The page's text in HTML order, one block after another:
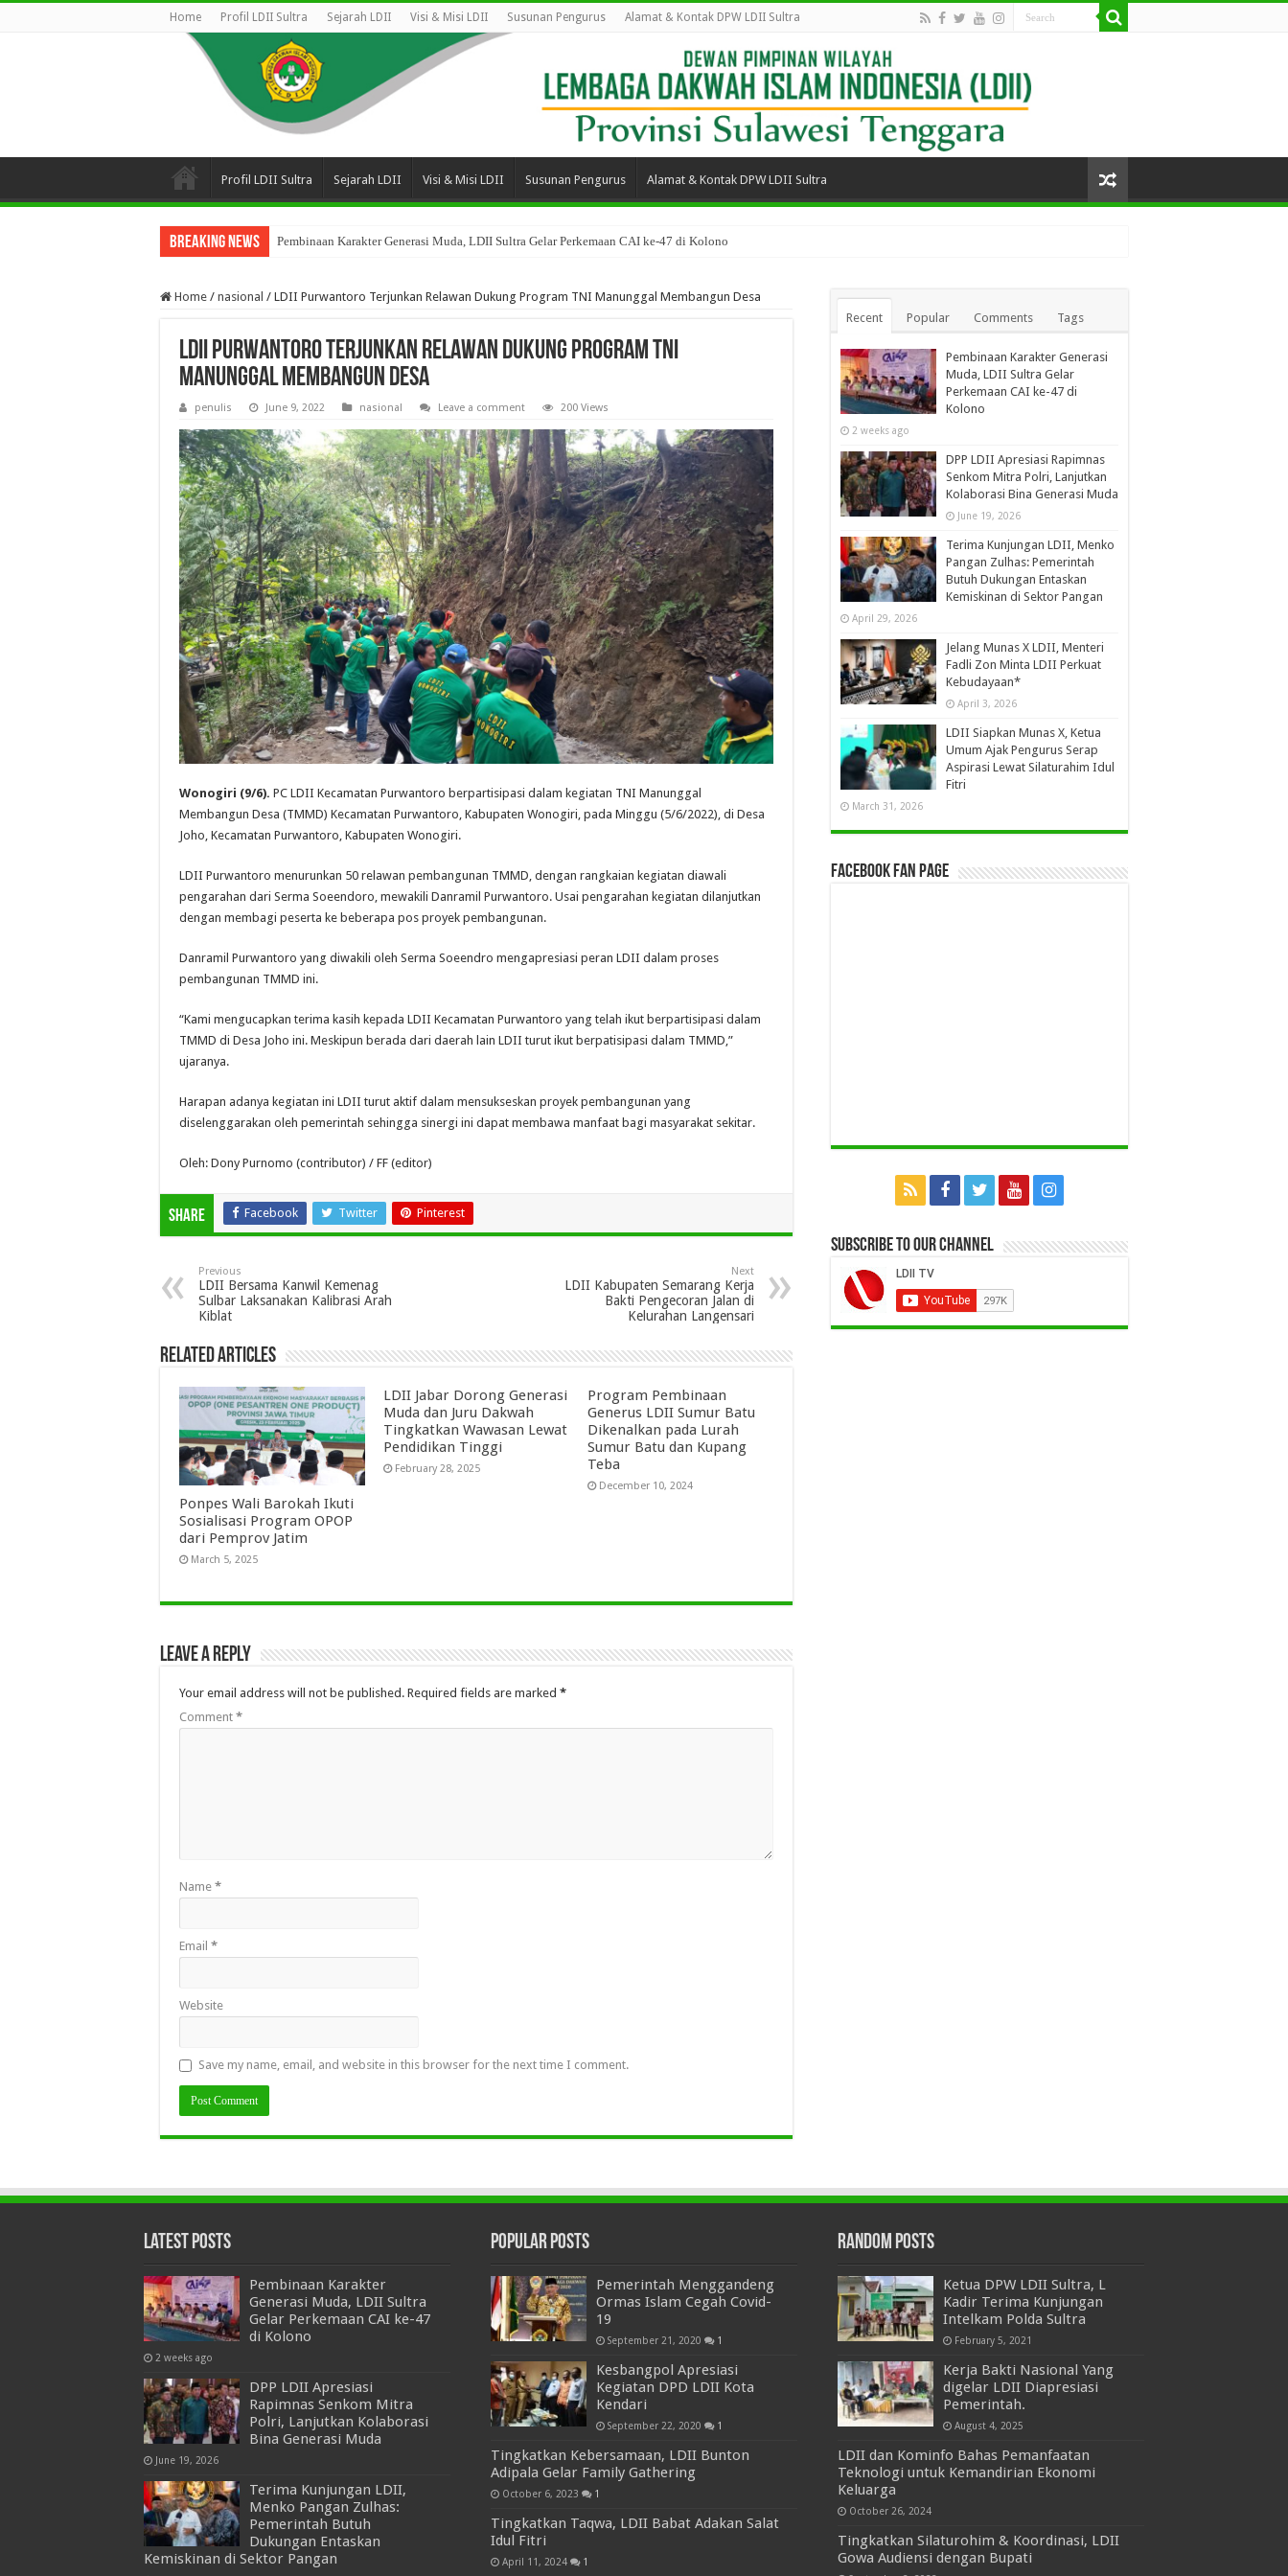
Home Profil LDII Sultra Sejarah LDII Visi & Misi LDII Susunan Pengurus Alamat & Kontak DPW LDII Sultra
Profil LDII Sultra Sejarah LDII Visi & Misi LDII Susunan Pengurus Alamat & Kontak DPW LDII Sultra
Breaking News Pembinaan Karakter Generasi Muda, LDII Sultra Gelar Perkemaan CAI ke-47 di Kolono
Home / nasional / LDII Purwantoro Terjunkan Relawan Dukung Program TNI Manunggal Membangun Desa
LDII Purwantoro Terjunkan Relawan Dukung Program TNI
Manunggal Membangun Desa
penulis June 9, 2022 nasional Leave a comment 200 Views
Wonogiri (9/6). PC LDII Kecamatan Purwantoro berpartisipasi dalam kegiatan TNI Manunggal
Membangun Desa (TMMD) Kecamatan Purwantoro, Kabupaten Wonogiri, pada Minggu (5/6/2022), di Desa
Joho, Kecamatan Purwantoro, Kabupaten Wonogiri.
LDII Purwantoro menurunkan 50 relawan pembangunan TMMD, dengan rangkaian kegiatan diawali
pengarahan dari Serma Soeendoro, mewakili Danramil Purwantoro. Usai pengarahan kegiatan dilanjutkan
dengan membagi peserta ke beberapa pos proyek pembangunan.
Danramil Purwantoro yang diwakili oleh Serma Soeendro mengapresiasi peran LDII dalam proses
pembangunan TMMD ini.
“Kami mengucapkan terima kasih kepada LDII Kecamatan Purwantoro yang telah ikut berpartisipasi dalam
TMMD di Desa Joho ini. Meskipun berada dari daerah lain LDII turut ikut berpatisipasi dalam TMMD,”
ujaranya.
Harapan adanya kegiatan ini LDII turut aktif dalam mensukseskan proyek pembangunan yang
diselenggarakan oleh pemerintah sehingga sinergi ini dapat membawa manfaat bagi masyarakat sekitar.
Oleh: Dony Purnomo (contributor) / FF (editor)
Share Facebook Twitter Pinterest
Previous
LDII Bersama Kanwil Kemenag
Sulbar Laksanakan Kalibrasi Arah
Kiblat
Next
LDII Kabupaten Semarang Kerja
Bakti Pengecoran Jalan di
Kelurahan Langensari
Related Articles
Ponpes Wali Barokah Ikuti
Sosialisasi Program OPOP
dari Pemprov Jatim
March 5, 2025
LDII Jabar Dorong Generasi
Muda dan Juru Dakwah
Tingkatkan Wawasan Lewat
Pendidikan Tinggi
February 28, 2025
Program Pembinaan
Generus LDII Sumur Batu
Dikenalkan pada Lurah
Sumur Batu dan Kupang
Teba
December 10, 2024
Leave a Reply
Your email address will not be published. Required fields are marked *
Comment *
Name *
Email *
Website
Save my name, email, and website in this browser for the next time I comment.
Recent Popular Comments Tags
Pembinaan Karakter Generasi
Muda, LDII Sultra Gelar
Perkemaan CAI ke-47 di
Kolono
2 weeks ago
DPP LDII Apresiasi Rapimnas
Senkom Mitra Polri, Lanjutkan
Kolaborasi Bina Generasi Muda
June 19, 2026
Terima Kunjungan LDII, Menko
Pangan Zulhas: Pemerintah
Butuh Dukungan Entaskan
Kemiskinan di Sektor Pangan
April 29, 2026
Jelang Munas X LDII, Menteri
Fadli Zon Minta LDII Perkuat
Kebudayaan*
April 3, 2026
LDII Siapkan Munas X, Ketua
Umum Ajak Pengurus Serap
Aspirasi Lewat Silaturahim Idul
Fitri
March 31, 2026
Facebook Fan Page
Subscribe to our Channel
Latest Posts
Pembinaan Karakter
Generasi Muda, LDII Sultra
Gelar Perkemaan CAI ke-47
di Kolono
2 weeks ago
DPP LDII Apresiasi
Rapimnas Senkom Mitra
Polri, Lanjutkan Kolaborasi
Bina Generasi Muda
June 19, 2026
Terima Kunjungan LDII,
Menko Pangan Zulhas:
Pemerintah Butuh
Dukungan Entaskan
Kemiskinan di Sektor Pangan
Popular Posts
Pemerintah Menggandeng
Ormas Islam Cegah Covid-
19
September 21, 2020 1
Kesbangpol Apresiasi
Kegiatan DPD LDII Kota
Kendari
September 22, 2020 1
Tingkatkan Kebersamaan, LDII Bunton
Adipala Gelar Family Gathering
October 6, 2023 1
Tingkatkan Taqwa, LDII Babat Adakan Salat
Idul Fitri
April 11, 2024 1
Random Posts
Ketua DPW LDII Sultra, L
Kadir Terima Kunjungan
Intelkam Polda Sultra
February 5, 2021
Kerja Bakti Nasional Yang
digelar LDII Diapresiasi
Pemerintah.
August 4, 2025
LDII dan Kominfo Bahas Pemanfaatan
Teknologi untuk Kemandirian Ekonomi
Keluarga
October 26, 2024
Tingkatkan Silaturohim & Koordinasi, LDII
Gowa Audiensi dengan Bupati